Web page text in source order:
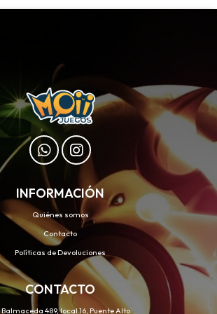
INFORMACIÓN
Quiénes somos
Contacto
Políticas de Devoluciones
CONTACTO
Balmaceda 489, local 16, Puente Alto